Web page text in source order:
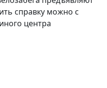
справку можно с
центра